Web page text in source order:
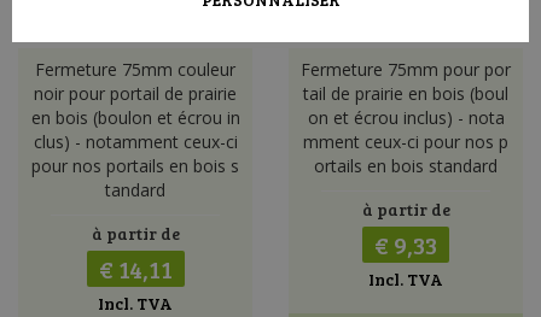
Fermeture 75mm couleur
noir pour portail de prairie
en bois (boulon et écrou in
clus) - notamment ceux-ci
pour nos portails en bois s
tandard
à partir de
€ 14,11
Incl. TVA
Fermeture 75mm pour por
tail de prairie en bois (boul
on et écrou inclus) - nota
mment ceux-ci pour nos p
ortails en bois standard
à partir de
€ 9,33
Incl. TVA